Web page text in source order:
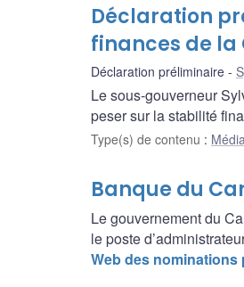
Déclaration
finances de
Déclaration préliminaire
Le sous-gouverneur
peser sur la stabilité
Type(s) de contenu :
Banque du
Le gouvernement du
le poste
Web des